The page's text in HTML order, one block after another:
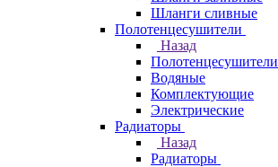
Шланги сливные
Полотенцесушители
Назад
Полотенцесушители
Водяные
Комплектующие
Электрические
Радиаторы
Назад
Радиаторы